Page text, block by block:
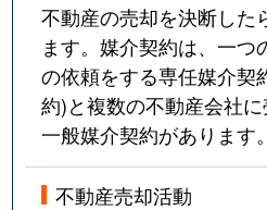
不動産の売却を決断した
ます。媒介契約は、一つ
の依頼をする専任媒介契
約)と複数の不動産会社
一般媒介契約があります。
不動産売却活動